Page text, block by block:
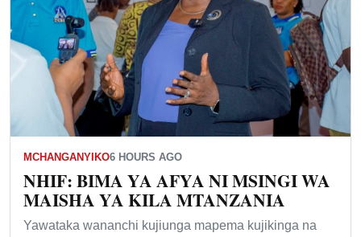
MCHANGANYIKO6 HOURS AGO
NHIF: BIMA YA AFYA NI MSINGI WA
MAISHA YA KILA MTANZANIA
Yawataka wananchi kujiunga mapema kujikinga na